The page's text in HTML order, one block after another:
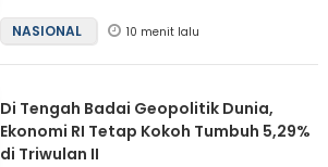
NASIONAL 10 menit lalu
Di Tengah Badai Geopolitik Dunia,
Ekonomi RI Tetap Kokoh Tumbuh 5,29%
di Triwulan II